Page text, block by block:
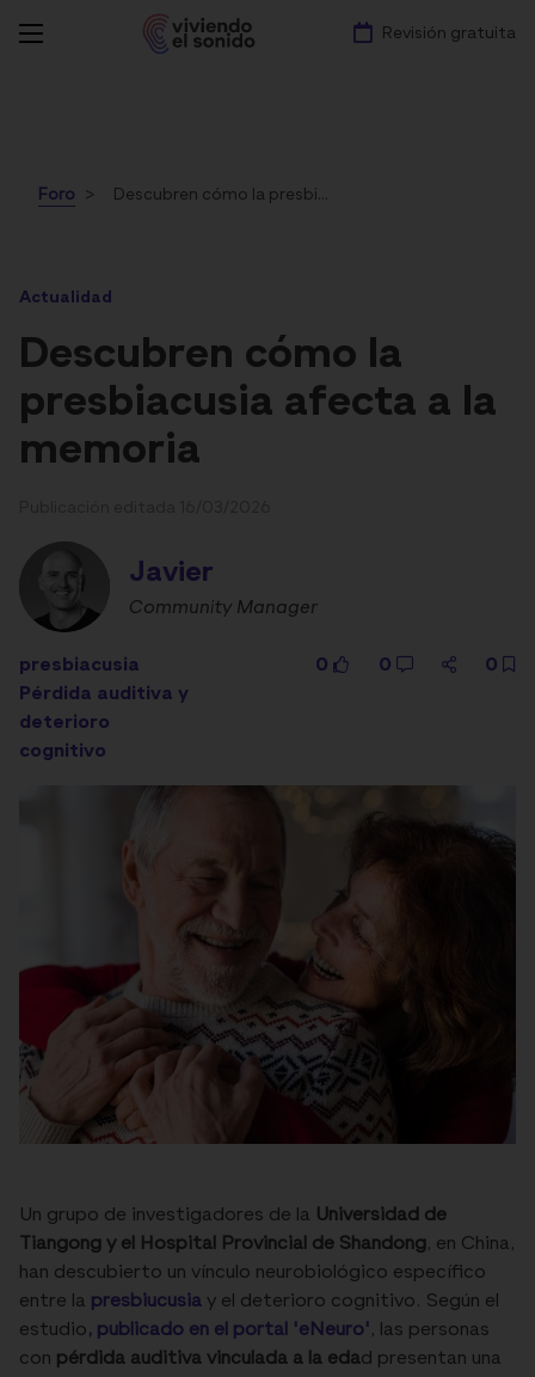
Revisión gratuita
Foro Descubren cómo la presbiacusia afecta a la memoria
Actualidad
Descubren cómo la
presbiacusia afecta a la
memoria
Javier
Community Manager
presbiacusia
Pérdida auditiva y
deterioro
cognitivo
0 0 0
Un grupo de investigadores de la Universidad de
Tiangong y el Hospital Provincial de Shandong, en China,
han descubierto un vínculo neurobiológico específico
entre la presbiucusia y el deterioro cognitivo. Según el
estudio, publicado en el portal 'eNeuro', las personas
con pérdida auditiva vinculada a la edad presentan una